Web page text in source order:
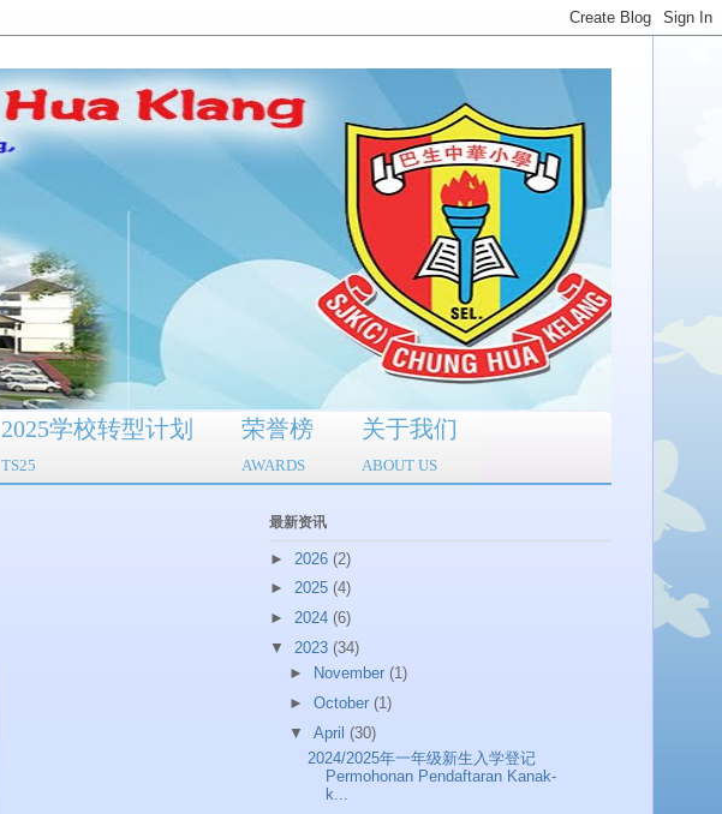
2025学校转型计划
TS25
荣誉榜
AWARDS
关于我们
ABOUT US
最新资讯
► 2026 (2)
► 2025 (4)
► 2024 (6)
▼ 2023 (34)
►
November (1)
► October (1)
▼ April (30)
2024/2025年一年级新生入学登记
Permohonan Pendaftaran Kanak-
k...